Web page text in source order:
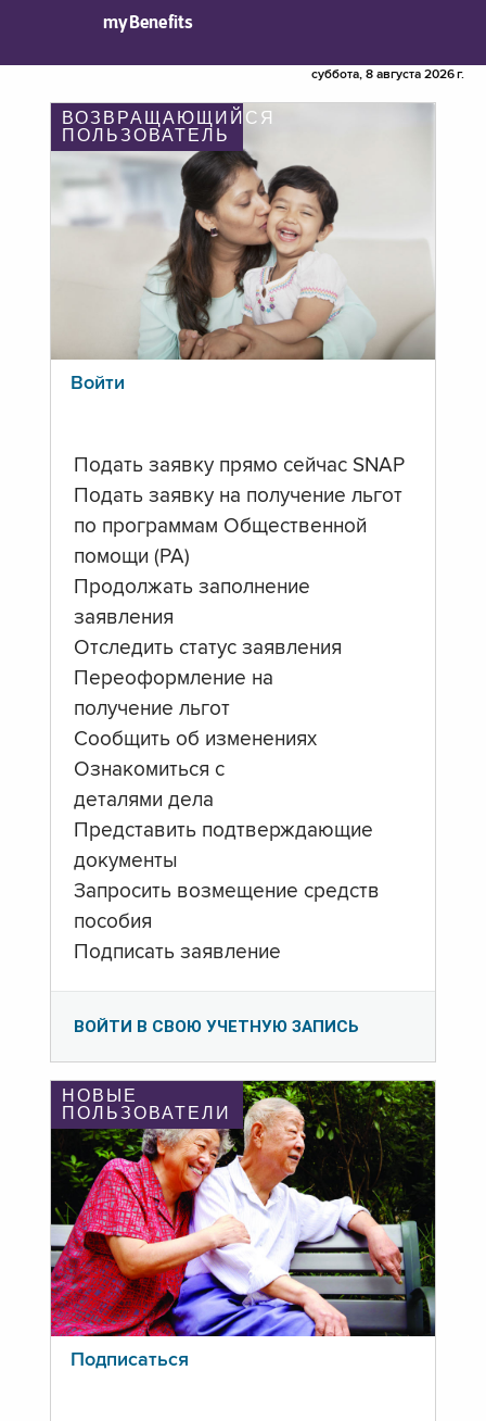
myBenefits
суббота, 8 августа 2026 г.
ВОЗВРАЩАЮЩИЙСЯ
ПОЛЬЗОВАТЕЛЬ
Войти
Подать заявку прямо сейчас SNAP
Подать заявку на получение льгот
по программам Общественной
помощи (PA)
Продолжать заполнение
заявления
Отследить статус заявления
Переоформление на
получение льгот
Сообщить об изменениях
Ознакомиться с
деталями дела
Представить подтверждающие
документы
Запросить возмещение средств
пособия
Подписать заявление
ВОЙТИ В СВОЮ УЧЕТНУЮ ЗАПИСЬ
НОВЫЕ
ПОЛЬЗОВАТЕЛИ
Подписаться